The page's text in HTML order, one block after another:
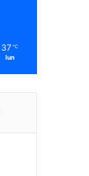
37 ℃
lun